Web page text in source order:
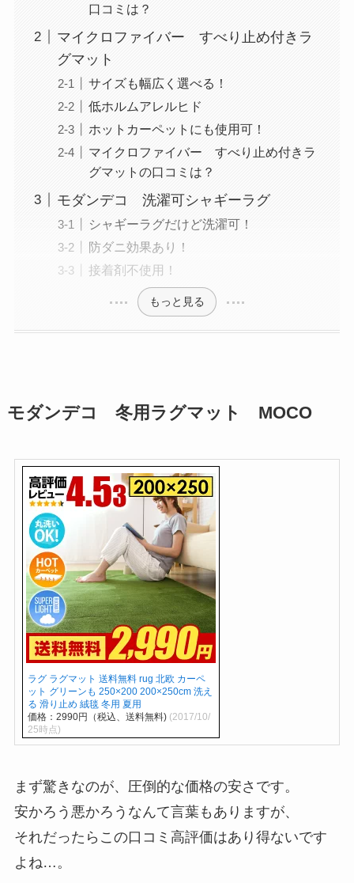
口コミは？
マイクロファイバー すべり止め付きラ
グマット
サイズも幅広く選べる！
低ホルムアレルヒド
ホットカーペットにも使用可！
マイクロファイバー すべり止め付きラ
グマットの口コミは？
モダンデコ 洗濯可シャギーラグ
シャギーラグだけど洗濯可！
防ダニ効果あり！
接着剤不使用！
もっと見る
モダンデコ 冬用ラグマット MOCO
ラグ ラグマット 送料無料 rug 北欧 カーペ
ット グリーンも 250×200 200×250cm 洗え
る 滑り止め 絨毯 冬用 夏用
価格：2990円（税込、送料無料) (2017/10/
25時点)
まず驚きなのが、圧倒的な価格の安さです。
安かろう悪かろうなんて言葉もありますが、
それだったらこの口コミ高評価はあり得ないです
よね…。